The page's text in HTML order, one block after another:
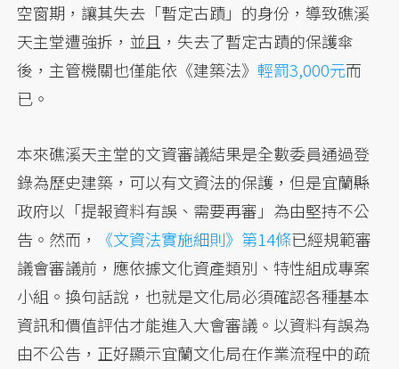
空窗期，讓其失去「暫定古蹟」的身份，導致礁溪
天主堂遭強拆，並且，失去了暫定古蹟的保護傘
後，主管機關也僅能依《建築法》輕罰3,000元而
已。
本來礁溪天主堂的文資審議結果是全數委員通過登
錄為歷史建築，可以有文資法的保護，但是宜蘭縣
政府以「提報資料有誤、需要再審」為由堅持不公
告。然而，
《文資法實施細則》第14條已經規範審
議會審議前，應依據文化資產類別、特性組成專案
小組。換句話說，也就是文化局必須確認各種基本
資訊和價值評估才能進入大會審議。以資料有誤為
由不公告，正好顯示宜蘭文化局在作業流程中的疏